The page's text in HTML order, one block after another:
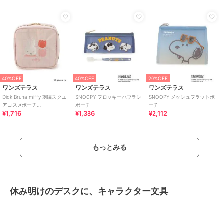
40%OFF
ワンズテラス
Dick Bruna miffy 刺繍スクエ
アコスメポーチ
strawberry&tulip
¥1,716
40%OFF
ワンズテラス
SNOOPY フロッキーハブラシ
ポーチ
¥1,386
20%OFF
ワンズテラス
SNOOPY メッシュフラットポ
ーチ
¥2,112
もっとみる
休み明けのデスクに、キャラクター文具